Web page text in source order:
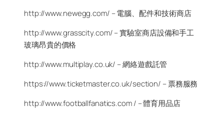
http://www.newegg.com/ – 電腦、配件和技術商店
http://www.grasscity.com/ – 實驗室商店設備和手工
玻璃昂貴的價格
http://www.multiplay.co.uk/ – 網絡遊戲託管
https://www.ticketmaster.co.uk/section/ – 票務服務
http://www.footballfanatics.com / – 體育用品店